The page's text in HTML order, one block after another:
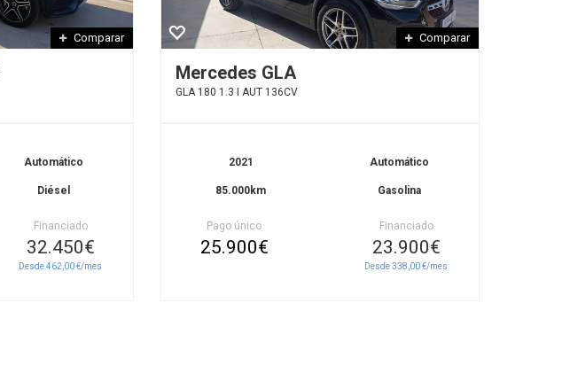
Comparar
Automático
Diésel
Financiado
32.450€
Desde 462,00 €/mes
Comparar
Mercedes GLA
GLA 180 1.3 I AUT 136CV
2021
85.000km
Automático
Gasolina
Pago único
25.900€
Financiado
23.900€
Desde 338,00 €/mes